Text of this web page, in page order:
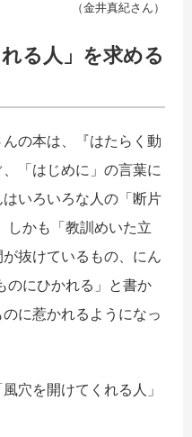
（金井真紀さん）
る人」を求める
の本は、『はたらく動
「はじめに」の言葉に
いろいろな人の「断片
しかも「教訓めいた立
抜けているもの、にん
のにひかれる」と書か
に惹かれるようになっ
穴を開けてくれる人」